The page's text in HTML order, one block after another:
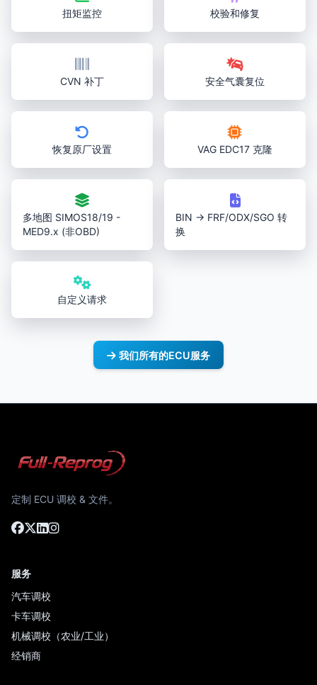
扭矩监控 校验和修复
CVN 补丁 安全气囊复位
恢复原厂设置 VAG EDC17 克隆
多地图 SIMOS18/19 -
MED9.x (非OBD)
BIN → FRF/ODX/SGO 转
换
自定义请求
我们所有的ECU服务
定制 ECU 调校 & 文件。
服务
汽车调校
卡车调校
机械调校（农业/工业）
经销商